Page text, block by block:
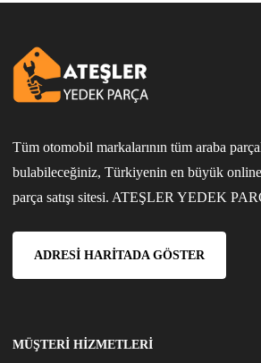
Tüm otomobil markalarının tüm araba
bulabileceğiniz, Türkiyenin en büyük
parça satışı sitesi. ATEŞLER YEDEK
ADRESI HARITADA GÖSTER
MÜŞTERI HIZMETLERI